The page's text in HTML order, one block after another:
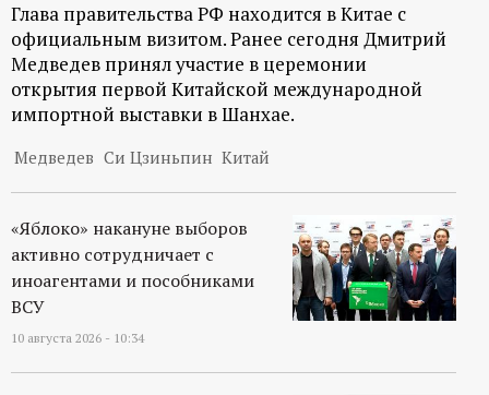
Глава правительства РФ находится в Китае с
официальным визитом. Ранее сегодня Дмитрий
Медведев принял участие в церемонии
открытия первой Китайской международной
импортной выставки в Шанхае.
Медведев Си Цзиньпин Китай
«Яблоко» накануне выборов
активно сотрудничает с
иноагентами и пособниками
ВСУ
10 августа 2026 - 10:34